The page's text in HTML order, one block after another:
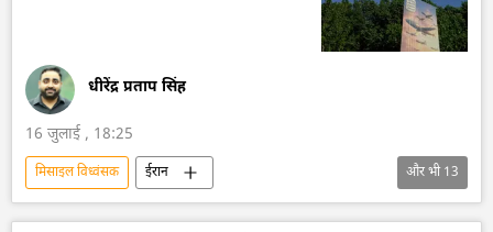
धीरेंद्र प्रताप सिंह
16 जुलाई , 18:25
मिसाइल विध्वंसक
ईरान
अमेरिका-इजराइल-ईरान युद्ध
अमेरिका
और भी13